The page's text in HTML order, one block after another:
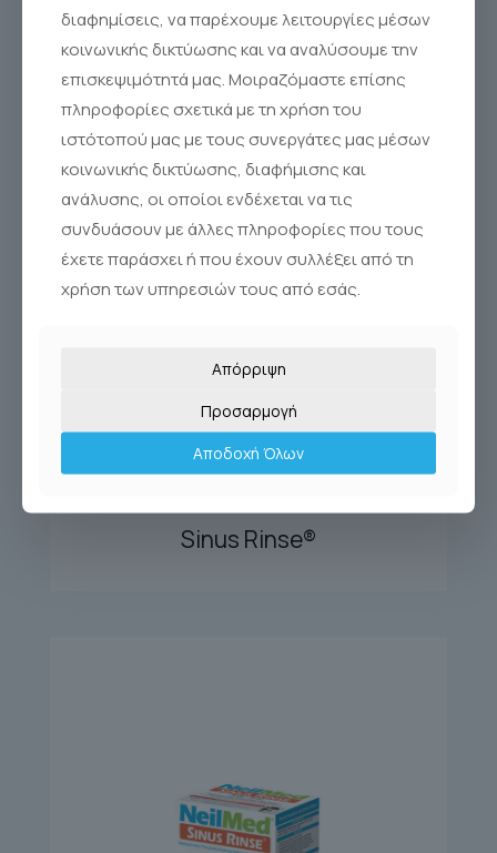
Sinus Rinse®
διαφημίσεις, να παρέχουμε λειτουργίες μέσων
κοινωνικής δικτύωσης και να αναλύσουμε την
επισκεψιμότητά μας. Μοιραζόμαστε επίσης
πληροφορίες σχετικά με τη χρήση του
ιστότοπού μας με τους συνεργάτες μας μέσων
κοινωνικής δικτύωσης, διαφήμισης και
ανάλυσης, οι οποίοι ενδέχεται να τις
συνδυάσουν με άλλες πληροφορίες που τους
έχετε παράσχει ή που έχουν συλλέξει από τη
χρήση των υπηρεσιών τους από εσάς.
Απόρριψη
Προσαρμογή
Αποδοχή Όλων